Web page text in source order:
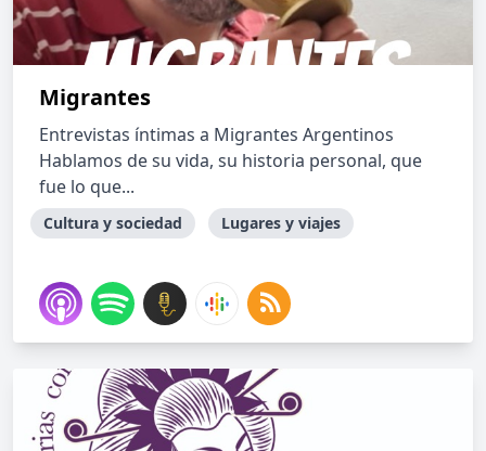
Migrantes
Entrevistas íntimas a Migrantes Argentinos
Hablamos de su vida, su historia personal, que
fue lo que...
Cultura y sociedad Lugares y viajes